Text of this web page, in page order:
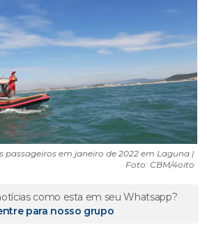
passageiros em janeiro de 2022 em Laguna |
Foto: CBM/4oito
como esta em seu Whatsapp?
para nosso grupo